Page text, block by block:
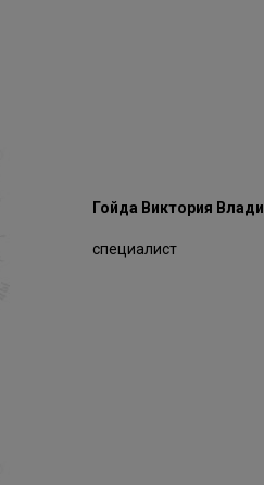
Гойда Виктория
специалист